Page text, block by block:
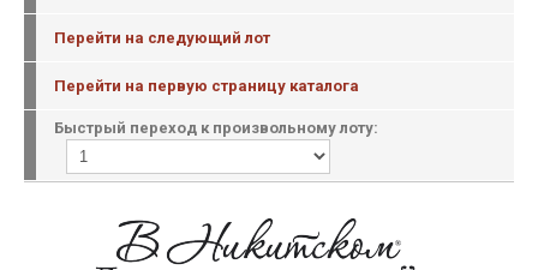
Перейти на следующий лот
Перейти на первую страницу каталога
Быстрый переход к произвольному лоту: